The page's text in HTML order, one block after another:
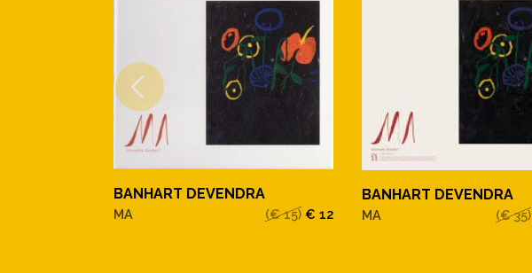
BANHART DEVENDRA
MA (€ 15) € 12
BANHART DEVENDRA
MA (€ 35)